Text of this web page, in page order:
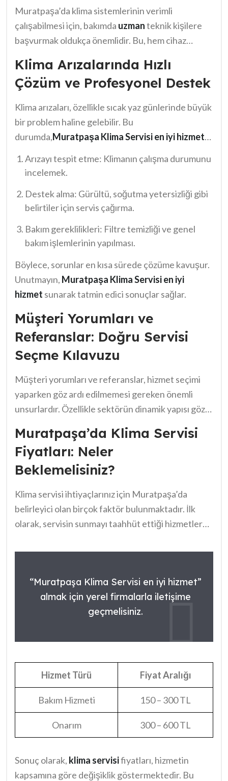
olabilir. Bu nedenle, seçim yaparken dikkat etmek
önemlidir. Böylece hem masraftan kurtulursunuz
hem de güvenilir bir hizmet alırsınız.
Muratpaşa’da klima sistemlerinin verimli
çalışabilmesi için, bakımda uzmanteknik kişilere
başvurmak oldukça önemlidir. Bu, hem cihaz
Klimaların periyodik bakımlarında yapılan hatalar,
ciddi sorunlara yol açabilir. Bu nedenle, seçim
bulundurmalısınız. Nitelikli bir servis ile çalışma,
size hem huzur hem de maddi kazanç
sağlayacaktır. Unutmayın ki, Muratpaşa Klima
Servisien iyi hizmet sunma hedefindedir.
Klima Arızalarında Hızlı
Çözüm ve Profesyonel Destek
Klima arızaları, özellikle sıcak yaz günlerinde büyük
bir problem haline gelebilir. Bu
durumda,Muratpaşa Klima Servisi en iyi hizmet
hızlı bir şekilde çözülmesi önemlidir çünkü
destek almak, sorunları daha da büyümeden
çözmek için kritik bir adımdır. Deneyimli ekipler,
belirli sorunları tespit ederek gerekli müdahaleleri
yapar. Bu nedenle, uzman kişilerden yardım almak
adımlar:
Arızayı tespit etme: Klimanın çalışma durumunu
incelemek.
Destek alma: Gürültü, soğutma yetersizliği gibi
belirtiler için servis çağırma.
Bakım gereklilikleri: Filtre temizliği ve genel
bakım işlemlerinin yapılması.
Böylece, sorunlar en kısa sürede çözüme kavuşur.
Unutmayın, Muratpaşa Klima Servisi en iyi
hizmet sunarak tatmin edici sonuçlar sağlar.
Müşteri Yorumları ve
Referanslar: Doğru Servisi
Seçme Kılavuzu
Müşteri yorumları ve referanslar, hizmet seçimi
yaparken göz ardı edilmemesi gereken önemli
unsurlardır. Özellikle sektörün dinamik yapısı göz
öğrenilmesi kritik bir rol oynar. Bu bağlamda,
Muratpaşa Klima Servisi en iyi hizmet
iddiasıyla öne çıkmaktadır. Ancak yorumların
kullanıcıların gerçek görüşlerine dayanarak sağlıklı
bir tercih yapılabilir. Nitekim, seçim sürecinde
yapılacak hatalar, uzun vadede şaşkınlık yaratabilir.
Muratpaşa’da Klima Servisi
Fiyatları: Neler
Beklemelisiniz?
Klima servisi ihtiyaçlarınız için Muratpaşa’da
belirleyici olan birçok faktör bulunmaktadır. İlk
olarak, servisin sunmayı taahhüt ettiği hizmetler
bulundurmalısınız. Genellikle,Muratpaşa
arasında değişirken, onarımlar ve yedek parçalar
ek maliyetler gerektirebilir.
“Muratpaşa Klima Servisi en iyi hizmet”
almak için yerel firmalarla iletişime
geçmelisiniz.
Hizmet Türü Fiyat Aralığı
Bakım Hizmeti 150 – 300 TL
Onarım 300 – 600 TL
Sonuç olarak, klima servisifiyatları, hizmetin
kapsamına göre değişiklik göstermektedir. Bu